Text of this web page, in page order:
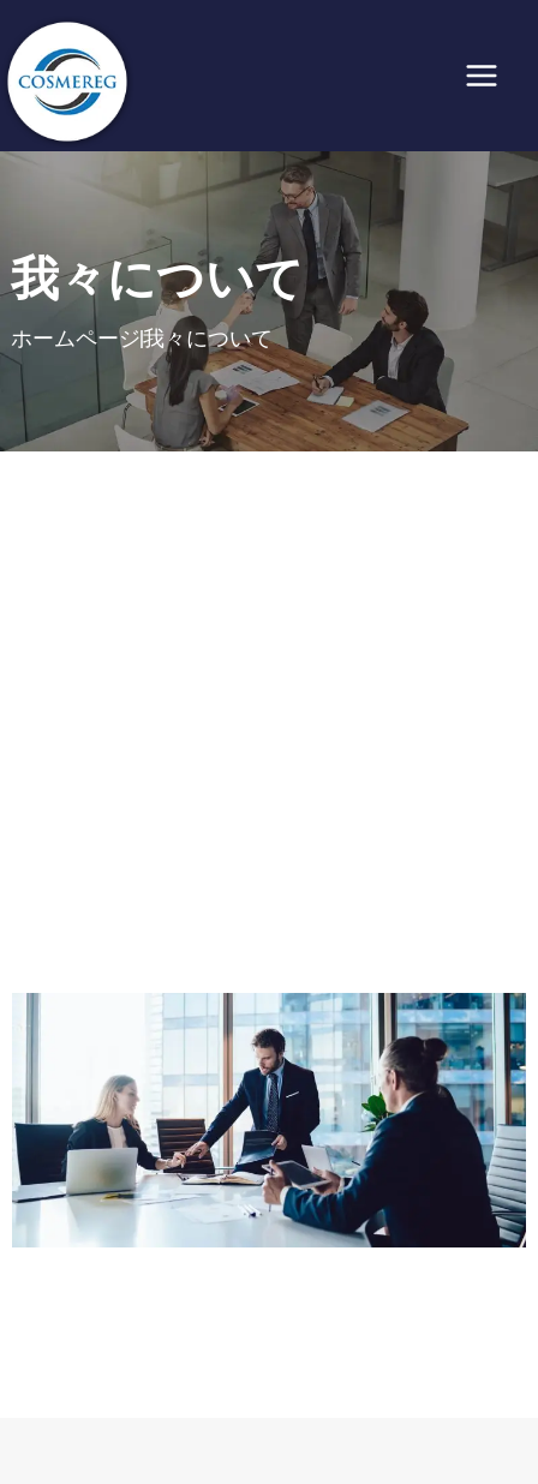
容
を
ス
我々について
ホームページ我々について